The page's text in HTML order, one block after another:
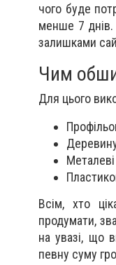
чого буде
менше 7 днів.
залишками
Чим
Для цього
Всім, хто
продумати,
на увазі, що
певну суму